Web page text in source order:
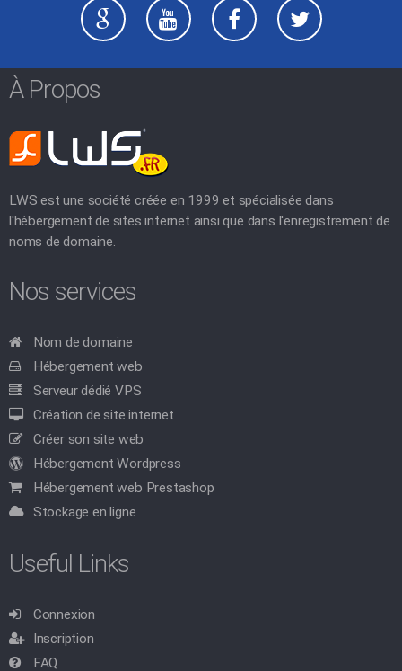
À Propos
LWS est une société créée en 1999 et spécialisée dans
l'hébergement de sites internet ainsi que dans l'enregistrement de
noms de domaine.
Nos services
Nom de domaine
Hébergement web
Serveur dédié VPS
Création de site internet
Créer son site web
Hébergement Wordpress
Hébergement web Prestashop
Stockage en ligne
Useful Links
Connexion
Inscription
FAQ